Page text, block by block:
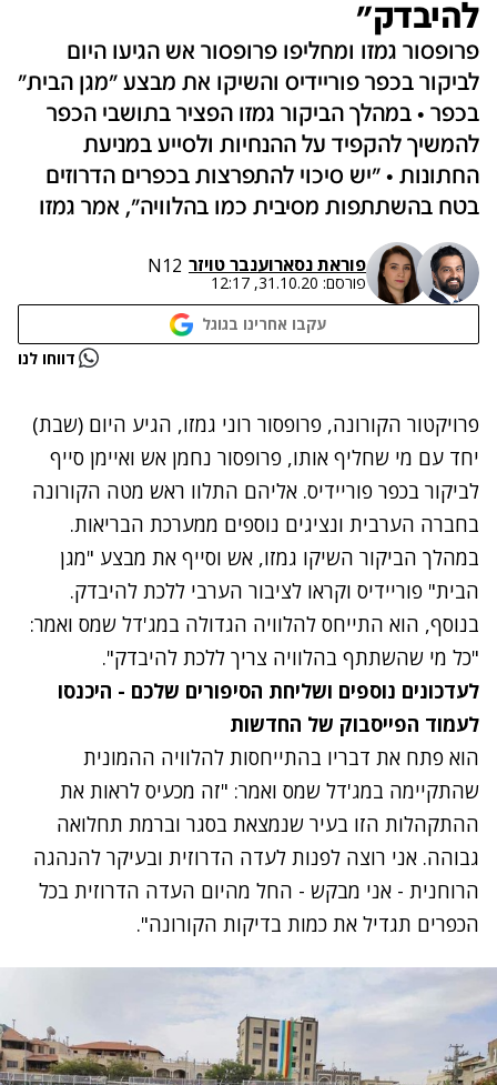
להיבדק"
פרופסור גמזו ומחליפו פרופסור אש הגיעו היום
לביקור בכפר פוריידיס והשיקו את מבצע "מגן הבית"
בכפר • במהלך הביקור גמזו הפציר בתושבי הכפר
להמשיך להקפיד על ההנחיות ולסייע במניעת
החתונות • "יש סיכוי להתפרצות בכפרים הדרוזים
בטח בהשתתפות מסיבית כמו בהלוויה", אמר גמזו
פוראת נסארוענבר טויזר N12
פורסם: 31.10.20, 12:17
עקבו אחרינו בגוגל
נתקלנו בבעיה דווחו לנו
פרויקטור הקורונה, פרופסור רוני גמזו, הגיע היום (שבת)
יחד עם מי שחליף אותו, פרופסור נחמן אש ואיימן סייף
לביקור בכפר פוריידיס. אליהם התלוו ראש מטה הקורונה
בחברה הערבית ונציגים נוספים ממערכת הבריאות.
במהלך הביקור השיקו גמזו, אש וסייף את מבצע "מגן
הבית" פוריידיס וקראו לציבור הערבי ללכת להיבדק.
בנוסף, הוא התייחס להלוויה הגדולה במג'דל שמס ואמר:
"כל מי שהשתתף בהלוויה צריך ללכת להיבדק".
לעדכונים נוספים ושליחת הסיפורים שלכם - היכנסו
לעמוד הפייסבוק של החדשות
הוא פתח את דבריו בהתייחסות להלוויה ההמונית
שהתקיימה במג'דל שמס ואמר: "זה מכעיס לראות את
ההתקהלות הזו בעיר שנמצאת בסגר וברמת תחלואה
גבוהה. אני רוצה לפנות לעדה הדרוזית ובעיקר להנהגה
הרוחנית - אני מבקש - החל מהיום העדה הדרוזית בכל
הכפרים תגדיל את כמות בדיקות הקורונה".